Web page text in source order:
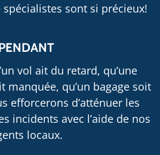
sont si précieux!
vol ait du retard, qu’une
manquée, qu’un bagage soit
efforcerons d’atténuer les
incidents avec l’aide de nos
locaux.